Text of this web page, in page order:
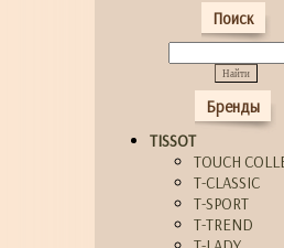
Поиск
Бренды
TISSOT
TOUCH
T-CLASSIC
T-SPORT
T-TREND